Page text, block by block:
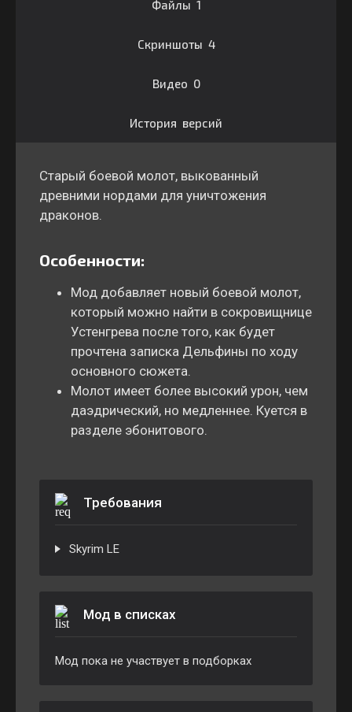
Файлы 1
Скриншоты 4
Видео 0
История версий
Старый боевой молот, выкованный
древними нордами для уничтожения
драконов.
Особенности:
Мод добавляет новый боевой молот,
который можно найти в сокровищнице
Устенгрева после того, как будет
прочтена записка Дельфины по ходу
основного сюжета.
Молот имеет более высокий урон, чем
даэдрический, но медленнее. Куется в
разделе эбонитового.
Требования
Skyrim LE
Мод в списках
Мод пока не участвует в подборках